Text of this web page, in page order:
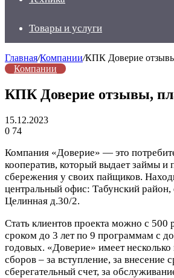
Товары и услуги
Главная/Компании/КПК Доверие
Компании
КПК Доверие отзывы,
15.12.2023
0 74
Компания «Доверие» — это
кооператив, который выдает займы и
сбережения у своих пайщиков.
центральный офис: Табунский район,
Целинная д.30/2.
Стать клиентов проекта можно с 500
сроком до 3 лет по 9 программам с
годовых. «Доверие» имеет
сборов – за вступление, за внесение
сберегательный счет, за